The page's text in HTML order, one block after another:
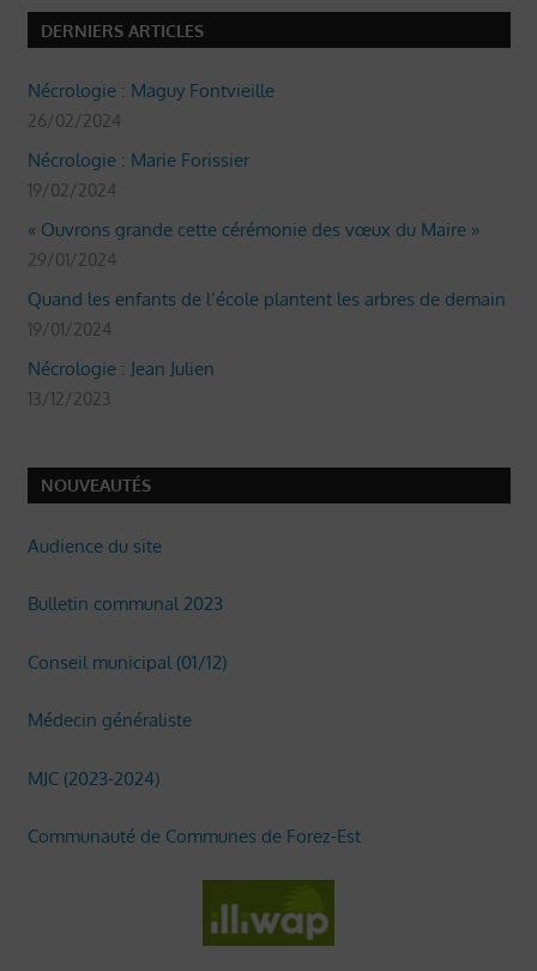
DERNIERS ARTICLES
Nécrologie : Maguy Fontvieille
26/02/2024
Nécrologie : Marie Forissier
19/02/2024
« Ouvrons grande cette cérémonie des vœux du Maire »
29/01/2024
Quand les enfants de l’école plantent les arbres de demain
19/01/2024
Nécrologie : Jean Julien
13/12/2023
NOUVEAUTÉS
Audience du site
Bulletin communal 2023
Conseil municipal (01/12)
Médecin généraliste
MJC (2023-2024)
Communauté de Communes de Forez-Est